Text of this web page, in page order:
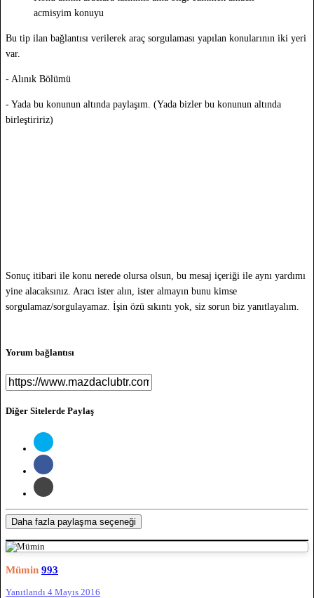
acmisyim konuyu
Bu tip ilan bağlantısı verilerek araç sorgulaması yapılan konularının iki yeri
var.
- Alınık Bölümü
- Yada bu konunun altında paylaşım. (Yada bizler bu konunun altında
birleştiririz)
Sonuç itibari ile konu nerede olursa olsun, bu mesaj içeriği ile aynı yardımı
yine alacaksınız. Aracı ister alın, ister almayın bunu kimse
sorgulamaz/sorgulayamaz. İşin özü sıkıntı yok, siz sorun biz yanıtlayalım.
Yorum bağlantısı
Diğer Sitelerde Paylaş
Daha fazla paylaşma seçeneği
Mümin 993
Yanıtlandı 4 Mayıs 2016